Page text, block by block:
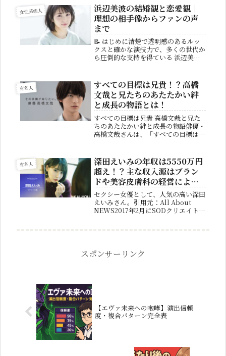
の営業スタイルやユーザーとの関わり
方は大きく変化してきました。 「昔
の...
女性芸能人
浜辺美波の結婚観と恋愛観｜
理想の相手像からファンの声
まで
📝 はじめに清楚で透明感のあるルッ
クスと確かな演技力で、多くの世代か
ら圧倒的な支持を得ている 浜辺美波
ける存在となっています。近年は幅広
い役柄を演じ、その度に演技の幅を広
げて...
有名人
すべての目標は兄貴！？高橋
文哉と兄たちのあたたかい絆
と成長の物語とは！
すべての目標は兄貴 高橋文哉と兄た
ちのあたたかい絆と成長の物語俳優・
高橋文哉さんは、「すべての目標は兄
がよく表れています。この記事では、
そんな高橋さんと兄たちとの関係や、
家...
有名人
深田えいみの年収は5550万円
超え！？主な収入源はブラン
ドや美容皮膚科の経営による
ものだった！
セクシー女優として、人気の高い深田
えいみさん。引用元：All About
NEWS2017年2月にSODクリエイトの
スポンサーリンク
【エヴァ未来への咆哮】演出信頼
度・複合パターン完全表